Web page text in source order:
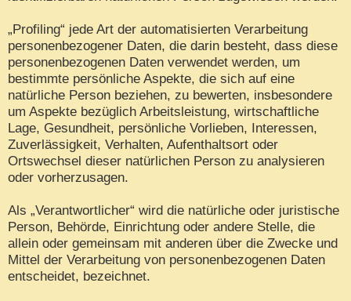
„Profiling“ jede Art der automatisierten Verarbeitung
personenbezogener Daten, die darin besteht, dass diese
personenbezogenen Daten verwendet werden, um
bestimmte persönliche Aspekte, die sich auf eine
natürliche Person beziehen, zu bewerten, insbesondere
um Aspekte bezüglich Arbeitsleistung, wirtschaftliche
Lage, Gesundheit, persönliche Vorlieben, Interessen,
Zuverlässigkeit, Verhalten, Aufenthaltsort oder
Ortswechsel dieser natürlichen Person zu analysieren
oder vorherzusagen.
Als „Verantwortlicher“ wird die natürliche oder juristische
Person, Behörde, Einrichtung oder andere Stelle, die
allein oder gemeinsam mit anderen über die Zwecke und
Mittel der Verarbeitung von personenbezogenen Daten
entscheidet, bezeichnet.